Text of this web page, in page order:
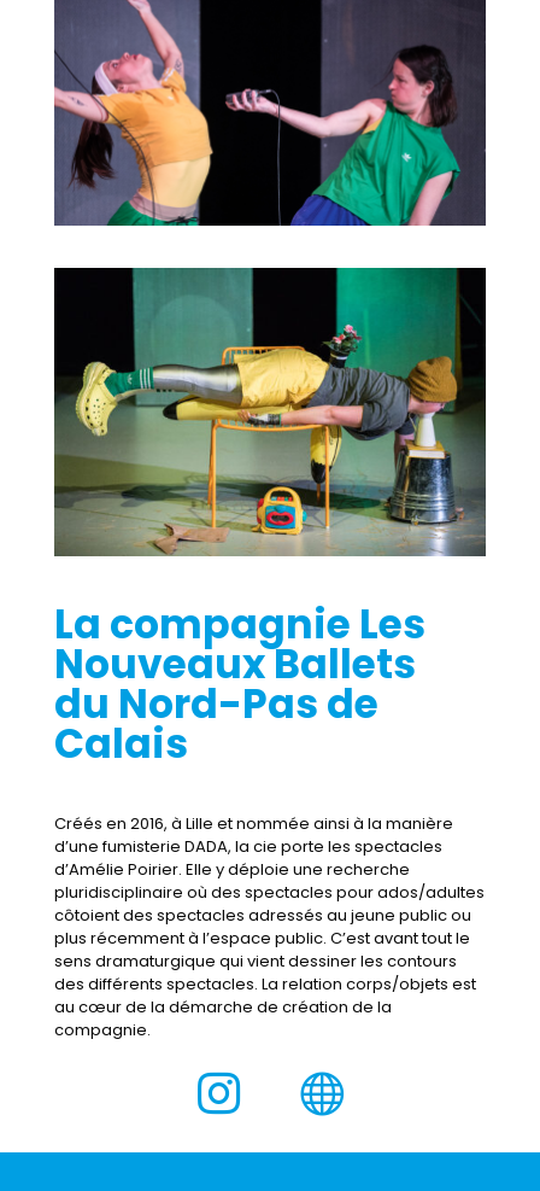
La compagnie Les
Nouveaux Ballets
du Nord-Pas de
Calais
Créés en 2016, à Lille et nommée ainsi à la manière
d’une fumisterie DADA, la cie porte les spectacles
d’Amélie Poirier. Elle y déploie une recherche
pluridisciplinaire où des spectacles pour ados/adultes
côtoient des spectacles adressés au jeune public ou
plus récemment à l’espace public. C’est avant tout le
sens dramaturgique qui vient dessiner les contours
des différents spectacles. La relation corps/objets est
au cœur de la démarche de création de la
compagnie.
 